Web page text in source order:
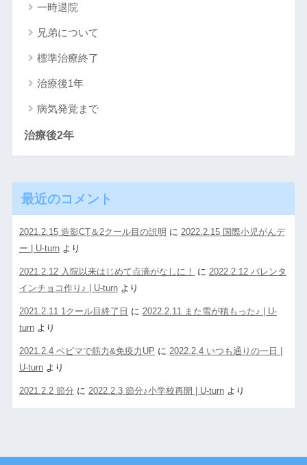
一時退院
兄弟について
標準治療終了
治療後1年
病気発覚まで
治療後2年
最近のコメント
2021.2.15 造影CT＆2クール目の説明 に 2022.2.15 国際小児がんデ
ー | U-turnより
2021.2.12 入院以来はじめて点滴がなしに！ に 2022.2.12 バレンタ
インチョコ作り♪ | U-turnより
2021.2.11 1クール目終了日 に 2022.2.11 また雪が積もった♪ | U-
turnより
2021.2.4 ベビマで筋力&免疫力UP に 2022.2.4 いつも通りの一日 |
U-turnより
2021.2.2 節分 に 2022.2.3 節分♪小学校再開 | U-turnより